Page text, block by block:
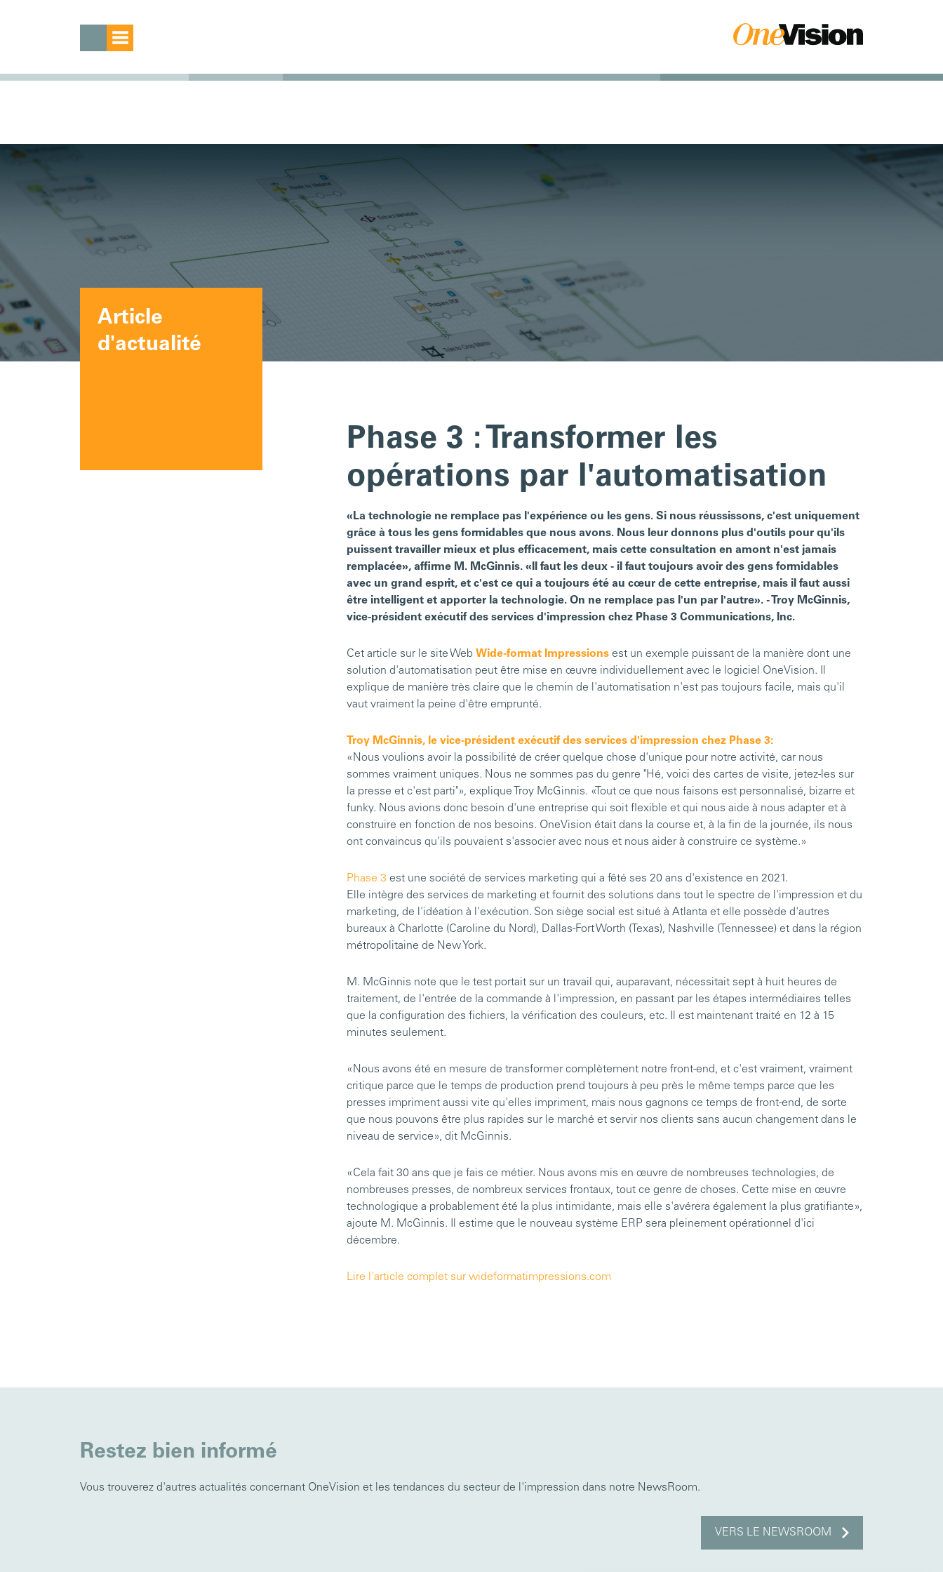
Article
d'actualité
Phase 3 : Transformer les
opérations par l'automatisation
«La technologie ne remplace pas l'expérience ou les gens. Si nous réussissons, c'est uniquement
grâce à tous les gens formidables que nous avons. Nous leur donnons plus d'outils pour qu'ils
puissent travailler mieux et plus efficacement, mais cette consultation en amont n'est jamais
remplacée», affirme M. McGinnis. «Il faut les deux - il faut toujours avoir des gens formidables
avec un grand esprit, et c'est ce qui a toujours été au cœur de cette entreprise, mais il faut aussi
être intelligent et apporter la technologie. On ne remplace pas l'un par l'autre». - Troy McGinnis,
vice-président exécutif des services d'impression chez Phase 3 Communications, Inc.
Cet article sur le site Web Wide-format Impressions est un exemple puissant de la manière dont une
solution d'automatisation peut être mise en œuvre individuellement avec le logiciel OneVision. Il
explique de manière très claire que le chemin de l'automatisation n'est pas toujours facile, mais qu'il
vaut vraiment la peine d'être emprunté.
Troy McGinnis, le vice-président exécutif des services d'impression chez Phase 3:
«Nous voulions avoir la possibilité de créer quelque chose d'unique pour notre activité, car nous
sommes vraiment uniques. Nous ne sommes pas du genre "Hé, voici des cartes de visite, jetez-les sur
la presse et c'est parti"», explique Troy McGinnis. «Tout ce que nous faisons est personnalisé, bizarre et
funky. Nous avions donc besoin d'une entreprise qui soit flexible et qui nous aide à nous adapter et à
construire en fonction de nos besoins. OneVision était dans la course et, à la fin de la journée, ils nous
ont convaincus qu'ils pouvaient s'associer avec nous et nous aider à construire ce système.»
Phase 3 est une société de services marketing qui a fêté ses 20 ans d'existence en 2021.
Elle intègre des services de marketing et fournit des solutions dans tout le spectre de l'impression et du
marketing, de l'idéation à l'exécution. Son siège social est situé à Atlanta et elle possède d'autres
bureaux à Charlotte (Caroline du Nord), Dallas-Fort Worth (Texas), Nashville (Tennessee) et dans la région
métropolitaine de New York.
M. McGinnis note que le test portait sur un travail qui, auparavant, nécessitait sept à huit heures de
traitement, de l'entrée de la commande à l'impression, en passant par les étapes intermédiaires telles
que la configuration des fichiers, la vérification des couleurs, etc. Il est maintenant traité en 12 à 15
minutes seulement.
«Nous avons été en mesure de transformer complètement notre front-end, et c'est vraiment, vraiment
critique parce que le temps de production prend toujours à peu près le même temps parce que les
presses impriment aussi vite qu'elles impriment, mais nous gagnons ce temps de front-end, de sorte
que nous pouvons être plus rapides sur le marché et servir nos clients sans aucun changement dans le
niveau de service», dit McGinnis.
«Cela fait 30 ans que je fais ce métier. Nous avons mis en œuvre de nombreuses technologies, de
nombreuses presses, de nombreux services frontaux, tout ce genre de choses. Cette mise en œuvre
technologique a probablement été la plus intimidante, mais elle s'avérera également la plus gratifiante»,
ajoute M. McGinnis. Il estime que le nouveau système ERP sera pleinement opérationnel d'ici
décembre.
Lire l'article complet sur wideformatimpressions.com
Restez bien informé
Vous trouverez d'autres actualités concernant OneVision et les tendances du secteur de l'impression dans notre NewsRoom.
VERS LE NEWSROOM